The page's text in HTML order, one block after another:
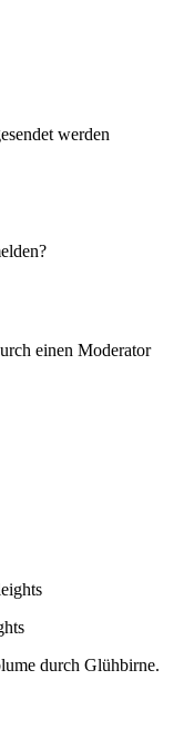
werden
einen Moderator
durch Glühbirne.